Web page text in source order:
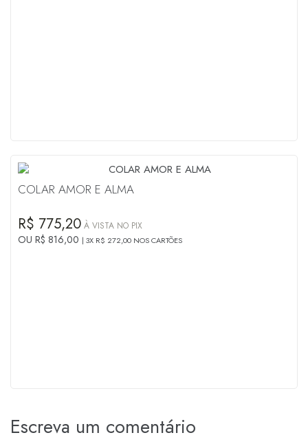
COLAR AMOR E ALMA
R$ 775,20 À VISTA NO PIX
OU R$ 816,00 3X R$ 272,00 NOS CARTÕES
Escreva um comentário